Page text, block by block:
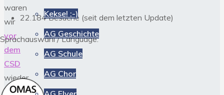
Kekse! :-)
AG Geschichte
AG Schule
AG Chor
waren
wir
vor
dem
CSD
wieder
von
22.184 Besuche (seit dem letzten Update)
Sprachauswahl / Language: